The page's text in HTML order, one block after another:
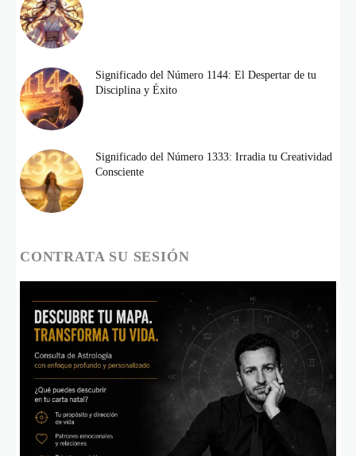
Significado del Número 1144: El Despertar de tu
Disciplina y Éxito
Significado del Número 1333: Irradia tu Creatividad
Consciente
CONTRATA SU SESIÓN